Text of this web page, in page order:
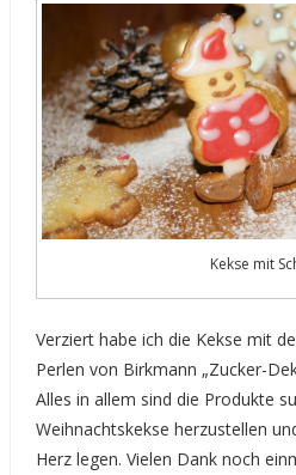
Kekse mit
Verziert habe ich die Kekse mit
Perlen von Birkmann „Zucker-
Alles in allem sind die Produkte
Weihnachtskekse herzustellen
Herz legen. Vielen Dank noch